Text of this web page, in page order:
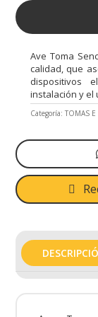
Ave Toma
calidad, que
dispositivos
instalación y el
Categoría: TOMAS E